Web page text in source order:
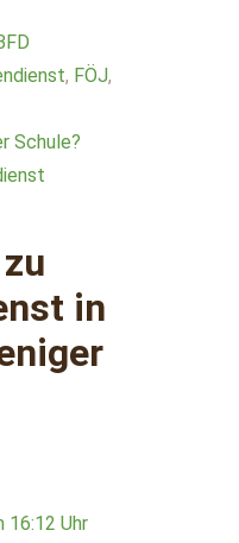
, FÖJ,
Schule?
in
16:12 Uhr